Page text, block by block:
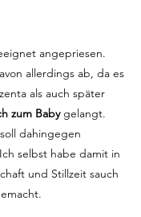
angepriesen.
allerdings ab, da es
als auch später
zum Babygelangt.
soll dahingegen
selbst habe damit in
und Stillzeit sauch